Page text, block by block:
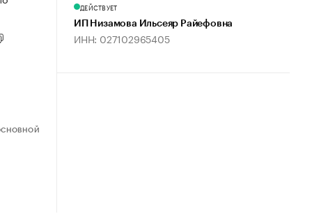
ДЕЙСТВУЕТ
ИП Низамова Ильсеяр Райефовна
ИНН: 027102965405